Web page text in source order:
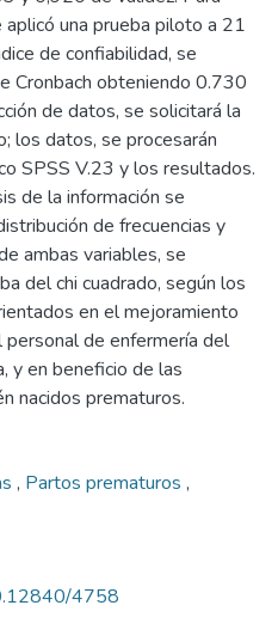
una prueba piloto a 21
de confiabilidad, se
Cronbach obteniendo 0.730
de datos, se solicitará la
los datos, se procesarán
SPSS V.23 y los resultados.
de la información se
de frecuencias y
ambas variables, se
del chi cuadrado, según los
en el mejoramiento
de enfermería del
y en beneficio de las
nacidos prematuros.
, Partos prematuros ,
4758